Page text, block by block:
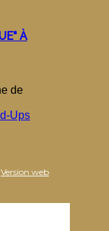
À
de
Ups
Version web